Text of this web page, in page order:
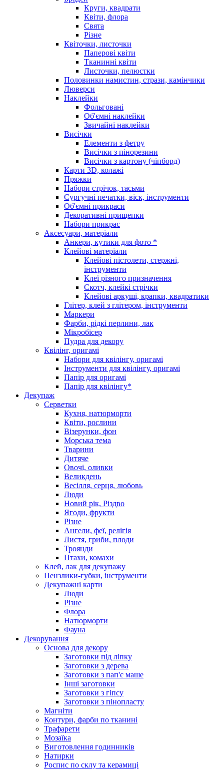
Круги, квадрати
Квіти, флора
Свята
Різне
Квіточки, листочки
Паперові квіти
Тканинні квіти
Листочки, пелюстки
Половинки намистин, стрази, камінчики
Люверси
Наклейки
Фольговані
Об'ємні наклейки
Звичайні наклейки
Висічки
Елементи з фетру
Висічки з пінорезини
Висічки з картону (чіпборд)
Карти 3D, колажі
Пряжки
Набори стрічок, тасьми
Сургучні печатки, віск, інструменти
Об'ємні прикраси
Декоративні прищепки
Набори прикрас
Аксесуари, матеріали
Анкери, кутики для фото *
Клейові матеріали
Клейові пістолети, стержні,
інструменти
Клеї різного призначення
Скотч, клейкі стрічки
Клейові аркуші, крапки, квадратики
Глітер, клей з глітером, інструменти
Маркери
Фарби, рідкі перлини, лак
Мікробісер
Пудра для декору
Квілінг, оригамі
Набори для квілінгу, оригамі
Інструменти для квілінгу, оригамі
Папір для оригамі
Папір для квілінгу*
Декупаж
Серветки
Кухня, натюрморти
Квіти, рослини
Візерунки, фон
Морська тема
Тварини
Дитяче
Овочі, оливки
Великдень
Весілля, серця, любовь
Люди
Новий рік, Різдво
Ягоди, фрукти
Різне
Ангели, феї, релігія
Листя, гриби, плоди
Троянди
Птахи, комахи
Клей, лак для декупажу
Пензлики-губки, інструменти
Декупажні карти
Люди
Різне
Флора
Натюрморти
Фауна
Декорування
Основа для декору
Заготовки під ліпку
Заготовки з дерева
Заготовки з пап'є маше
Інші заготовки
Заготовки з гіпсу
Заготовки з пінопласту
Магніти
Контури, фарби по тканині
Трафарети
Мозаїка
Виготовлення годинників
Натирки
Роспис по склу та керамиці